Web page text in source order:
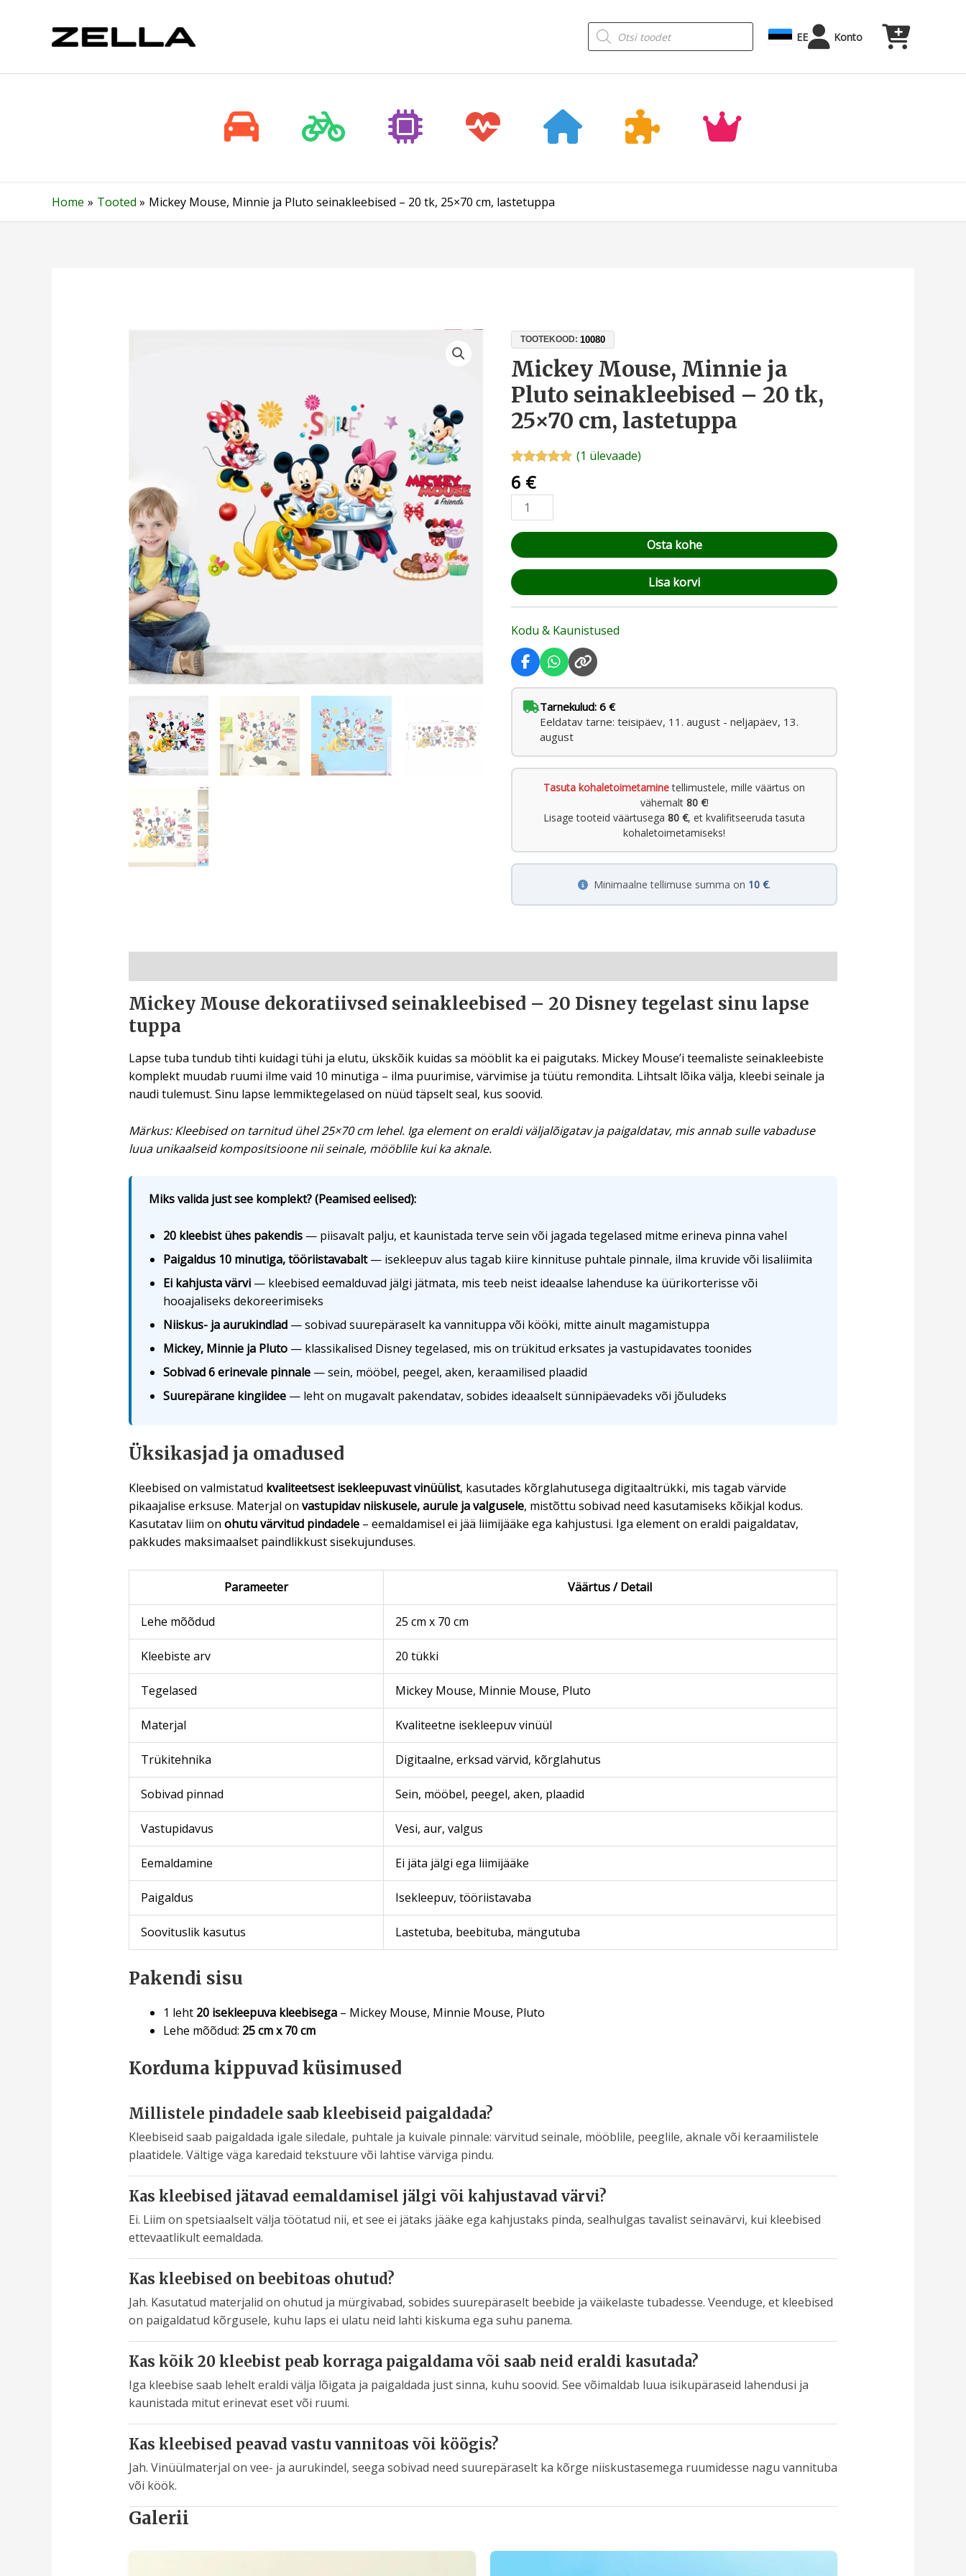
Products
search EE Konto
Home Tooted Mickey Mouse, Minnie ja Pluto seinakleebised – 20 tk, 25×70 cm, lastetuppa
TOOTEKOOD:10080
Mickey Mouse, Minnie ja
Pluto seinakleebised – 20 tk,
25×70 cm, lastetuppa
5.00/5
kliendi
hinnangu
põhjal
(1 ülevaade)
6 €
Mickey
Mouse,
Minnie
ja
Pluto
seinakleebised
20
tk,
25x70
cm,
lastetuppa
kogus
Osta kohe
Lisa korvi
Kodu & Kaunistused
Tarnekulud: 6 €
Eeldatav tarne: teisipäev, 11. august - neljapäev, 13.
august
Tasuta kohaletoimetaminetellimustele, mille väärtus on
vähemalt 80 €!
Lisage tooteid väärtusega80 €, et kvalifitseeruda tasuta
kohaletoimetamiseks!
Minimaalne tellimuse summa on 10 €.
Mickey Mouse dekoratiivsed seinakleebised – 20 Disney tegelast sinu lapse
tuppa
Lapse tuba tundub tihti kuidagi tühi ja elutu, ükskõik kuidas sa mööblit ka ei paigutaks. Mickey Mouse’i teemaliste seinakleebiste
komplekt muudab ruumi ilme vaid 10 minutiga – ilma puurimise, värvimise ja tüütu remondita. Lihtsalt lõika välja, kleebi seinale ja
naudi tulemust. Sinu lapse lemmiktegelased on nüüd täpselt seal, kus soovid.
Märkus: Kleebised on tarnitud ühel 25×70 cm lehel. Iga element on eraldi väljalõigatav ja paigaldatav, mis annab sulle vabaduse
luua unikaalseid kompositsioone nii seinale, mööblile kui ka aknale.
Miks valida just see komplekt? (Peamised eelised):
20 kleebist ühes pakendis— piisavalt palju, et kaunistada terve sein või jagada tegelased mitme erineva pinna vahel
Paigaldus 10 minutiga, tööriistavabalt— isekleepuv alus tagab kiire kinnituse puhtale pinnale, ilma kruvide või lisaliimita
Ei kahjusta värvi— kleebised eemalduvad jälgi jätmata, mis teeb neist ideaalse lahenduse ka üürikorterisse või
hooajaliseks dekoreerimiseks
Niiskus- ja aurukindlad— sobivad suurepäraselt ka vannituppa või kööki, mitte ainult magamistuppa
Mickey, Minnie ja Pluto— klassikalised Disney tegelased, mis on trükitud erksates ja vastupidavates toonides
Sobivad 6 erinevale pinnale— sein, mööbel, peegel, aken, keraamilised plaadid
Suurepärane kingiidee— leht on mugavalt pakendatav, sobides ideaalselt sünnipäevadeks või jõuludeks
Üksikasjad ja omadused
Kleebised on valmistatud kvaliteetsest isekleepuvast vinüülist, kasutades kõrglahutusega digitaaltrükki, mis tagab värvide
pikaajalise erksuse. Materjal on vastupidav niiskusele, aurule ja valgusele, mistõttu sobivad need kasutamiseks kõikjal kodus.
Kasutatav liim on ohutu värvitud pindadele– eemaldamisel ei jää liimijääke ega kahjustusi. Iga element on eraldi paigaldatav,
pakkudes maksimaalset paindlikkust sisekujunduses.
Parameeter Väärtus / Detail
Lehe mõõdud 25 cm x 70 cm
Kleebiste arv 20 tükki
Tegelased Mickey Mouse, Minnie Mouse, Pluto
Materjal Kvaliteetne isekleepuv vinüül
Trükitehnika Digitaalne, erksad värvid, kõrglahutus
Sobivad pinnad Sein, mööbel, peegel, aken, plaadid
Vastupidavus Vesi, aur, valgus
Eemaldamine Ei jäta jälgi ega liimijääke
Paigaldus Isekleepuv, tööriistavaba
Soovituslik kasutus Lastetuba, beebituba, mängutuba
Pakendi sisu
1 leht 20 isekleepuva kleebisega– Mickey Mouse, Minnie Mouse, Pluto
Lehe mõõdud: 25 cm x 70 cm
Korduma kippuvad küsimused
Millistele pindadele saab kleebiseid paigaldada?
Kleebiseid saab paigaldada igale siledale, puhtale ja kuivale pinnale: värvitud seinale, mööblile, peeglile, aknale või keraamilistele
plaatidele. Vältige väga karedaid tekstuure või lahtise värviga pindu.
Kas kleebised jätavad eemaldamisel jälgi või kahjustavad värvi?
Ei. Liim on spetsiaalselt välja töötatud nii, et see ei jätaks jääke ega kahjustaks pinda, sealhulgas tavalist seinavärvi, kui kleebised
ettevaatlikult eemaldada.
Kas kleebised on beebitoas ohutud?
Jah. Kasutatud materjalid on ohutud ja mürgivabad, sobides suurepäraselt beebide ja väikelaste tubadesse. Veenduge, et kleebised
on paigaldatud kõrgusele, kuhu laps ei ulatu neid lahti kiskuma ega suhu panema.
Kas kõik 20 kleebist peab korraga paigaldama või saab neid eraldi kasutada?
Iga kleebise saab lehelt eraldi välja lõigata ja paigaldada just sinna, kuhu soovid. See võimaldab luua isikupäraseid lahendusi ja
kaunistada mitut erinevat eset või ruumi.
Kas kleebised peavad vastu vannitoas või köögis?
Jah. Vinüülmaterjal on vee- ja aurukindel, seega sobivad need suurepäraselt ka kõrge niiskustasemega ruumidesse nagu vannituba
või köök.
Galerii